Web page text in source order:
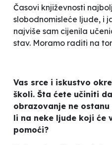
Časovi književnosti
slobodnomisleće ljude, i
najviše sam cijenila
stav. Moramo raditi na
Vas srce i iskustvo
školi. Šta ćete učiniti
obrazovanje ne ostanu
li na neke ljude koji će
pomoći?